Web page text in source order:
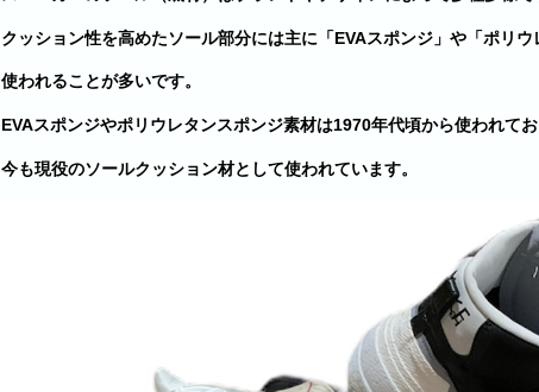
クッション性を高めたソール部分には主に「EVAスポンジ」や「ポリ
使われることが多いです。
EVAスポンジやポリウレタンスポンジ素材は1970年代頃から使われてお
今も現役のソールクッション材として使われています。